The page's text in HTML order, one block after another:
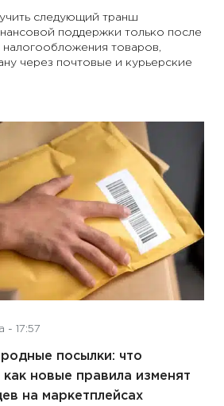
следующий транш
поддержки только после
налогообложения товаров,
через почтовые и курьерские
- 17:57
посылки: что
новые правила изменят
на маркетплейсах